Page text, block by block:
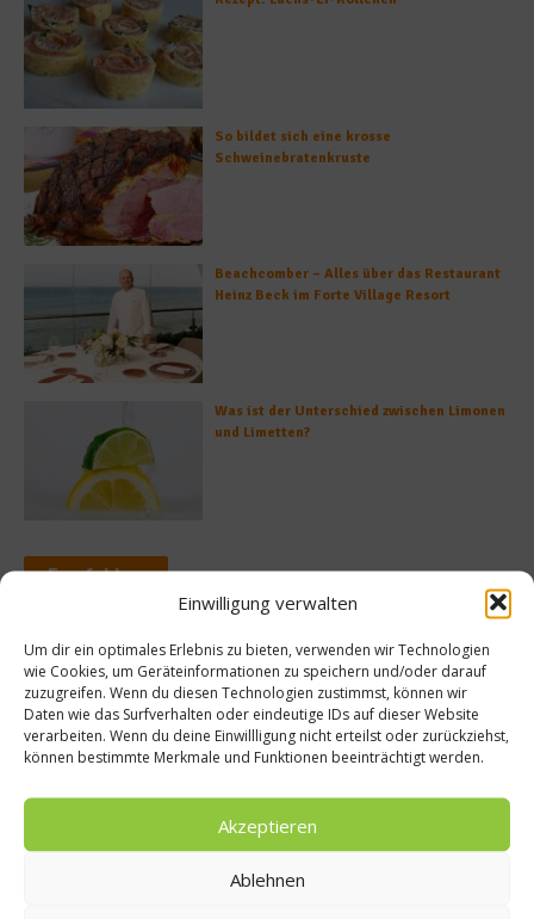
Einwilligung verwalten
Um dir ein optimales Erlebnis zu bieten, verwenden wir Technologien
wie Cookies, um Geräteinformationen zu speichern und/oder darauf
zuzugreifen. Wenn du diesen Technologien zustimmst, können wir
Daten wie das Surfverhalten oder eindeutige IDs auf dieser Website
verarbeiten. Wenn du deine Einwillligung nicht erteilst oder zurückziehst,
können bestimmte Merkmale und Funktionen beeinträchtigt werden.
Akzeptieren
Ablehnen
So bildet sich eine krosse
Schweinebratenkruste
Beachcomber – Alles über das Restaurant
Heinz Beck im Forte Village Resort
Was ist der Unterschied zwischen Limonen
und Limetten?
Empfohlen
2011
Ratgeber
Viel Vitamin
Lebensmitteln?
es drin!
12. Dezember 2021